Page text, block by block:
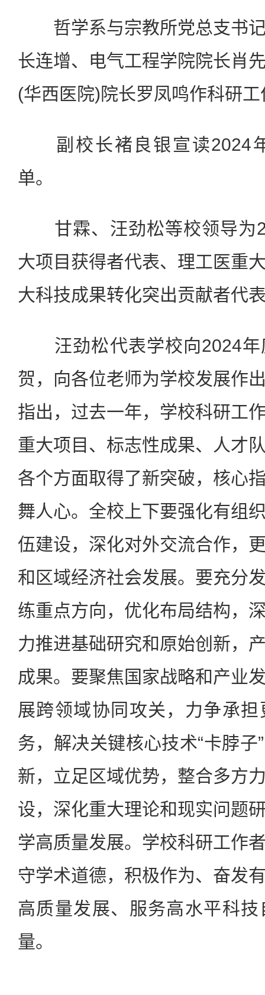
哲学系与宗教所党总支书记
长连增、电气工程学院院长肖
(华西医院)院长罗凤鸣作科研
副校长褚良银宣读2024
单。
甘霖、汪劲松等校领导为
大项目获得者代表、理工医重
大科技成果转化突出贡献者代
汪劲松代表学校向2024年
贺，向各位老师为学校发展作
指出，过去一年，学校科研工
重大项目、标志性成果、人才
各个方面取得了新突破，核心
舞人心。全校上下要强化有组
伍建设，深化对外交流合作，
和区域经济社会发展。要充分
练重点方向，优化布局结构，
力推进基础研究和原始创新，
成果。要聚焦国家战略和产业
展跨领域协同攻关，力争承
务，解决关键核心技术“卡脖子
新，立足区域优势，整合多方
设，深化重大理论和现实问题
学高质量发展。学校科研工作
守学术道德，积极作为、奋发
高质量发展、服务高水平科
量。